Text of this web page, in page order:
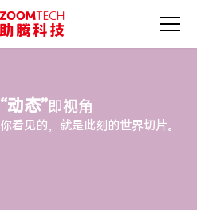
“动态”即视角
你看见的，就是此刻的世界切片。